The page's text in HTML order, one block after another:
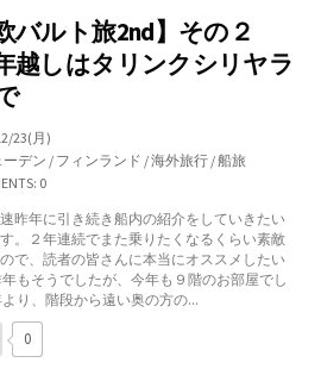
バルト旅2nd】その２
越しはタリンクシリヤラ
23(月)
ーデン / フィンランド /海外旅行 /船旅
0
昨年に引き続き船内の紹介をしていきたい
。２年連続でまた乗りたくなるくらい素敵
で、読者の皆さんに本当にオススメしたい
もそうでしたが、今年も９階のお部屋でし
より、階段から遠い奥の方の...
0